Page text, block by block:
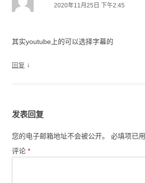
2020年11月25日 下午2:45
其实youtube上的可以选择字幕的
回复 ↓
发表回复
您的电子邮箱地址不会被公开。 必填项已用
评论 *